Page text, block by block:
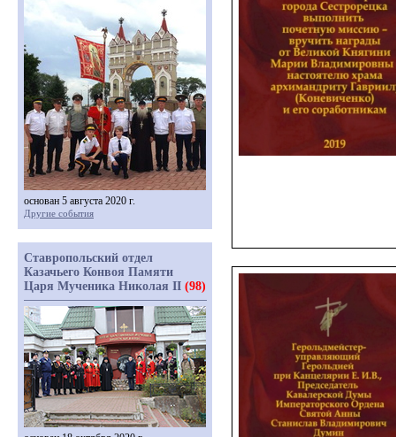
основан 5 августа 2020 г.
Другие события
Ставропольский отдел
Казачьего Конвоя Памяти
Царя Мученика Николая II (98)